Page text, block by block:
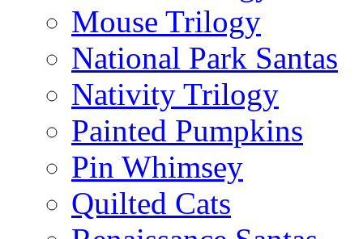
Mouse Trilogy
National Park Santas
Nativity Trilogy
Painted Pumpkins
Pin Whimsey
Quilted Cats